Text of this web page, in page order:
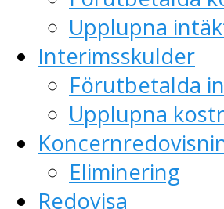
Upplupna
Interimsskulder
Förutbetalda
Upplupna
Eliminering
Redovisa